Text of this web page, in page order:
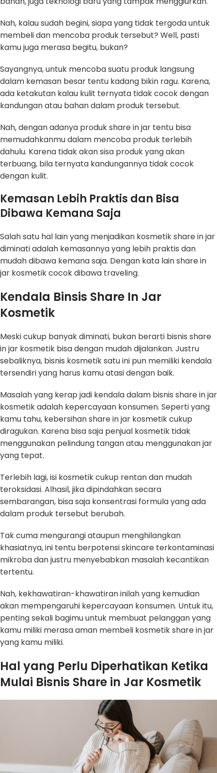
Nah, kalau sudah begini, siapa yang tidak tergoda untuk
membeli dan mencoba produk tersebut? Well, pasti
kamu juga merasa begitu, bukan?
Sayangnya, untuk mencoba suatu produk langsung
dalam kemasan besar tentu kadang bikin ragu. Karena,
ada ketakutan kalau kulit ternyata tidak cocok dengan
kandungan atau bahan dalam produk tersebut.
Nah, dengan adanya produk share in jar tentu bisa
memudahkanmu dalam mencoba produk terlebih
dahulu. Karena tidak akan sisa produk yang akan
terbuang, bila ternyata kandungannya tidak cocok
dengan kulit.
Kemasan Lebih Praktis dan Bisa
Dibawa Kemana Saja
Salah satu hal lain yang menjadikan kosmetik share in jar
diminati adalah kemasannya yang lebih praktis dan
mudah dibawa kemana saja. Dengan kata lain share in
jar kosmetik cocok dibawa traveling.
Kendala Binsis Share In Jar
Kosmetik
Meski cukup banyak diminati, bukan berarti bisnis share
in jar kosmetik bisa dengan mudah dijalankan. Justru
sebaliknya, bisnis kosmetik satu ini pun memiliki kendala
tersendiri yang harus kamu atasi dengan baik.
Masalah yang kerap jadi kendala dalam bisnis share in jar
kosmetik adalah kepercayaan konsumen. Seperti yang
kamu tahu, kebersihan share in jar kosmetik cukup
diragukan. Karena bisa saja penjual kosmetik tidak
menggunakan pelindung tangan atau menggunakan jar
yang tepat.
Terlebih lagi, isi kosmetik cukup rentan dan mudah
teroksidasi. Alhasil, jika dipindahkan secara
sembarangan, bisa saja konsentrasi formula yang ada
dalam produk tersebut berubah.
Tak cuma mengurangi ataupun menghilangkan
khasiatnya, ini tentu berpotensi skincare terkontaminasi
mikroba dan justru menyebabkan masalah kecantikan
tertentu.
Nah, kekhawatiran-khawatiran inilah yang kemudian
akan mempengaruhi kepercayaan konsumen. Untuk itu,
penting sekali bagimu untuk membuat pelanggan yang
kamu miliki merasa aman membeli kosmetik share in jar
yang kamu miliki.
Hal yang Perlu Diperhatikan Ketika
Mulai Bisnis Share in Jar Kosmetik